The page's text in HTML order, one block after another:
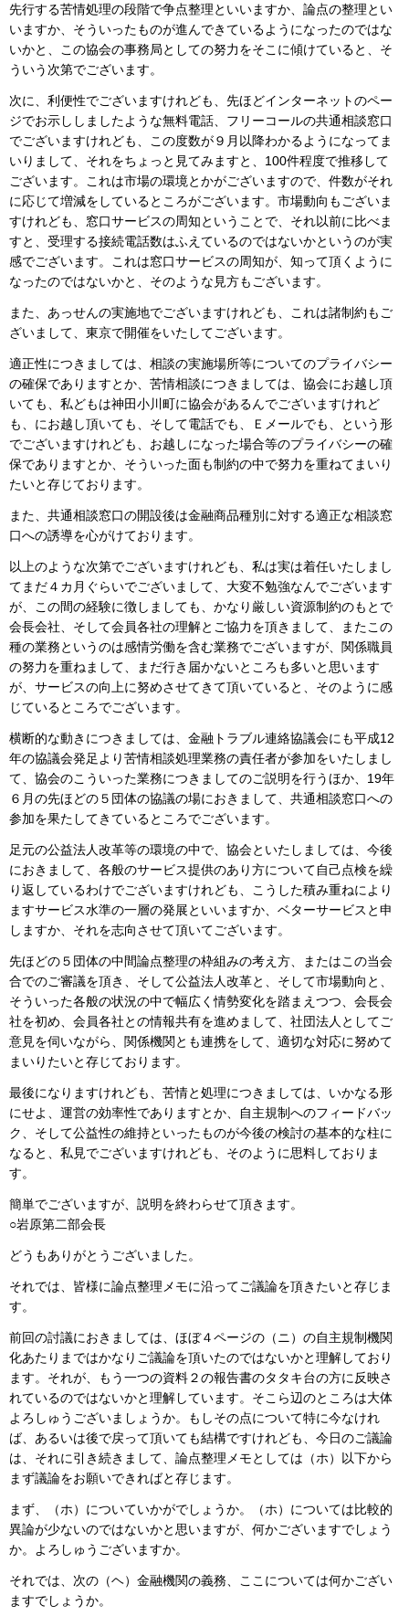
先行する苦情処理の段階で争点整理といいますか、論点の整理とい
いますか、そういったものが進んできているようになったのではな
いかと、この協会の事務局としての努力をそこに傾けていると、そ
ういう次第でございます。
次に、利便性でございますけれども、先ほどインターネットのペー
ジでお示ししましたような無料電話、フリーコールの共通相談窓口
でございますけれども、この度数が９月以降わかるようになってま
いりまして、それをちょっと見てみますと、100件程度で推移して
ございます。これは市場の環境とかがございますので、件数がそれ
に応じて増減をしているところがございます。市場動向もございま
すけれども、窓口サービスの周知ということで、それ以前に比べま
すと、受理する接続電話数はふえているのではないかというのが実
感でございます。これは窓口サービスの周知が、知って頂くように
なったのではないかと、そのような見方もございます。
また、あっせんの実施地でございますけれども、これは諸制約もご
ざいまして、東京で開催をいたしてございます。
適正性につきましては、相談の実施場所等についてのプライバシー
の確保でありますとか、苦情相談につきましては、協会にお越し頂
いても、私どもは神田小川町に協会があるんでございますけれど
も、にお越し頂いても、そして電話でも、Ｅメールでも、という形
でございますけれども、お越しになった場合等のプライバシーの確
保でありますとか、そういった面も制約の中で努力を重ねてまいり
たいと存じております。
また、共通相談窓口の開設後は金融商品種別に対する適正な相談窓
口への誘導を心がけております。
以上のような次第でございますけれども、私は実は着任いたしまし
てまだ４カ月ぐらいでございまして、大変不勉強なんでございます
が、この間の経験に徴しましても、かなり厳しい資源制約のもとで
会長会社、そして会員各社の理解とご協力を頂きまして、またこの
種の業務というのは感情労働を含む業務でございますが、関係職員
の努力を重ねまして、まだ行き届かないところも多いと思います
が、サービスの向上に努めさせてきて頂いていると、そのように感
じているところでございます。
横断的な動きにつきましては、金融トラブル連絡協議会にも平成12
年の協議会発足より苦情相談処理業務の責任者が参加をいたしまし
て、協会のこういった業務につきましてのご説明を行うほか、19年
６月の先ほどの５団体の協議の場におきまして、共通相談窓口への
参加を果たしてきているところでございます。
足元の公益法人改革等の環境の中で、協会といたしましては、今後
におきまして、各般のサービス提供のあり方について自己点検を繰
り返しているわけでございますけれども、こうした積み重ねにより
ますサービス水準の一層の発展といいますか、ベターサービスと申
しますか、それを志向させて頂いてございます。
先ほどの５団体の中間論点整理の枠組みの考え方、またはこの当会
合でのご審議を頂き、そして公益法人改革と、そして市場動向と、
そういった各般の状況の中で幅広く情勢変化を踏まえつつ、会長会
社を初め、会員各社との情報共有を進めまして、社団法人としてご
意見を伺いながら、関係機関とも連携をして、適切な対応に努めて
まいりたいと存じております。
最後になりますけれども、苦情と処理につきましては、いかなる形
にせよ、運営の効率性でありますとか、自主規制へのフィードバッ
ク、そして公益性の維持といったものが今後の検討の基本的な柱に
なると、私見でございますけれども、そのように思料しておりま
す。
簡単でございますが、説明を終わらせて頂きます。
○岩原第二部会長
どうもありがとうございました。
それでは、皆様に論点整理メモに沿ってご議論を頂きたいと存じま
す。
前回の討議におきましては、ほぼ４ページの（ニ）の自主規制機関
化あたりまではかなりご議論を頂いたのではないかと理解しており
ます。それが、もう一つの資料２の報告書のタタキ台の方に反映さ
れているのではないかと理解しています。そこら辺のところは大体
よろしゅうございましょうか。もしその点について特に今なけれ
ば、あるいは後で戻って頂いても結構ですけれども、今日のご議論
は、それに引き続きまして、論点整理メモとしては（ホ）以下から
まず議論をお願いできればと存じます。
まず、（ホ）についていかがでしょうか。（ホ）については比較的
異論が少ないのではないかと思いますが、何かございますでしょう
か。よろしゅうございますか。
それでは、次の（ヘ）金融機関の義務、ここについては何かござい
ますでしょうか。